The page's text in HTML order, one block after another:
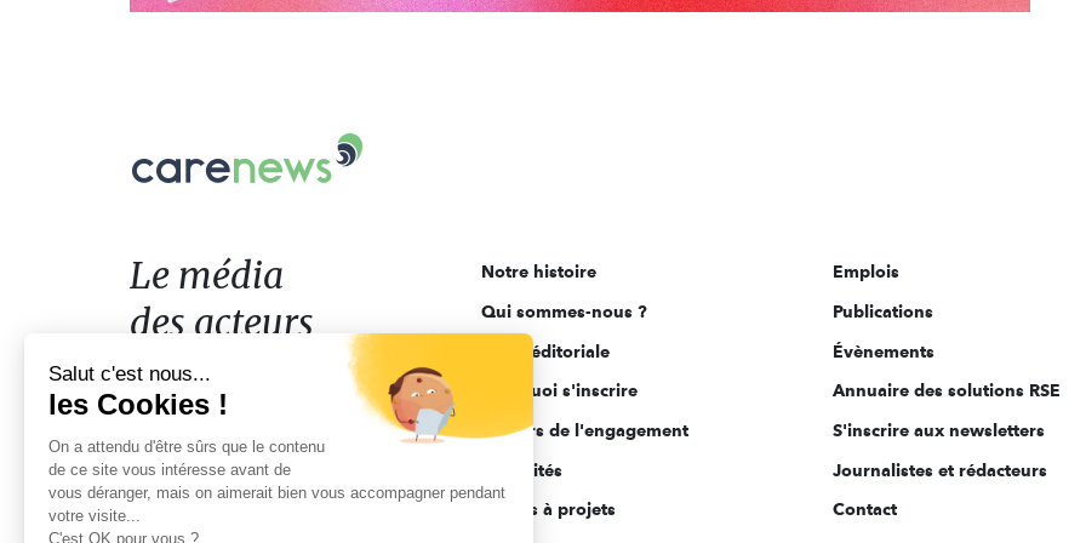
Le
acteurs
de
l'engagement
Le média
des acteurs
de l'engagement
Notre histoire
Qui sommes-nous ?
Ligne éditoriale
Pourquoi s'inscrire
Acteurs de l'engagement
Actualités
Appels à projets
Emplois
Publications
Évènements
Annuaire des solutions RSE
S'inscrire aux newsletters
Journalistes et rédacteurs
Contact
Salut c'est nous...
les Cookies !
On a attendu d'être sûrs que le contenu
de ce site vous intéresse avant de
vous déranger, mais on aimerait bien vous accompagner pendant
votre visite...
C'est OK pour vous ?